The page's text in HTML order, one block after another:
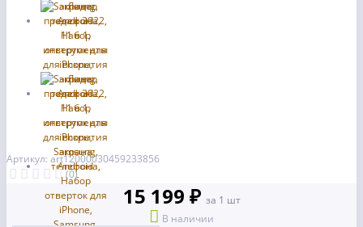
Артикул: art12000030459233856
(0)
15 199 ₽ за 1 шт
В наличии